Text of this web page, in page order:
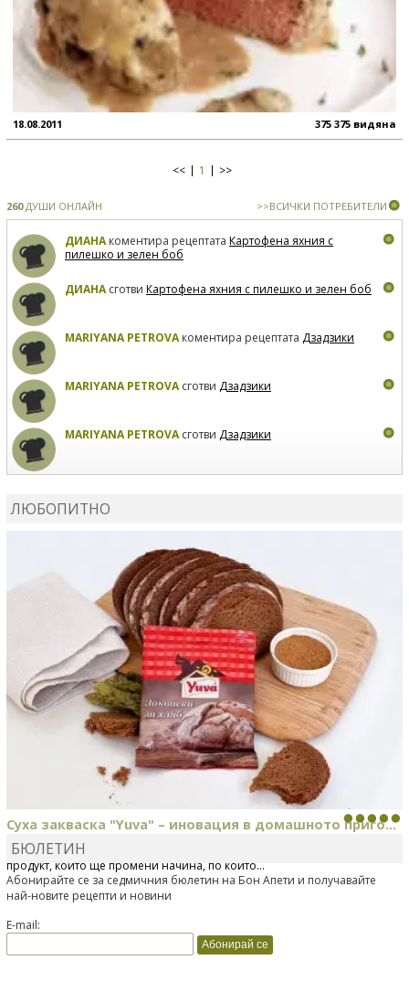
18.08.2011 375 375 видяна
<< 1 >>
260ДУШИ ОНЛАЙН >>ВСИЧКИ ПОТРЕБИТЕЛИ
ДИАНАкоментира рецептата Картофена яхния с
пилешко и зелен боб
ДИАНАсготви Картофена яхния с пилешко и зелен боб
MARIYANA PETROVAкоментира рецептата Дзадзики
MARIYANA PETROVAсготви Дзадзики
MARIYANA PETROVAсготви Дзадзики
ЛЮБОПИТНО
Суха закваска "Yuva" – иновация в домашното приго...
Отскоро Лесафр България стартира предлагането на изцяло нов
продукт, който ще промени начина, по който...
БЮЛЕТИН
Абонирайте се за седмичния бюлетин на Бон Апети и получавайте
най-новите рецепти и новини
E-mail: